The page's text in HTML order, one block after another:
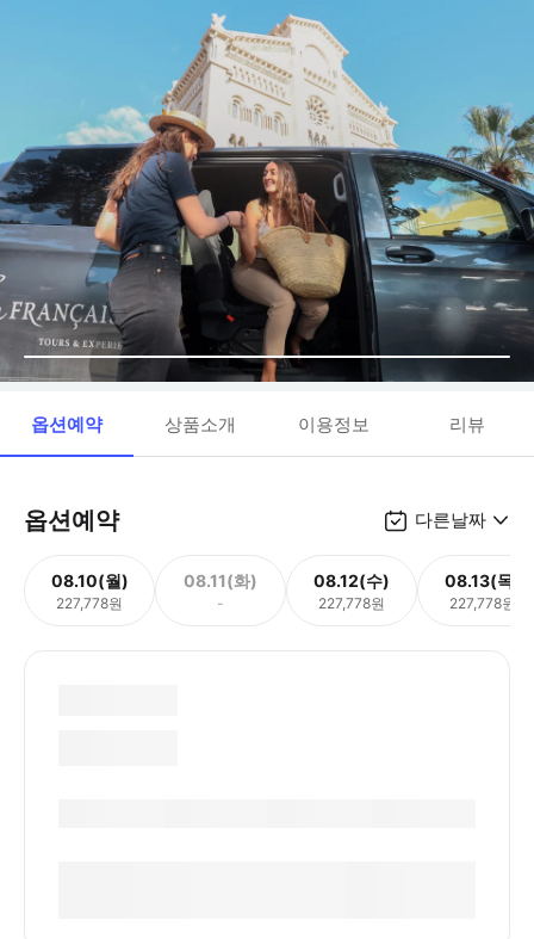
옵션예약 상품소개 이용정보 리뷰
옵션예약 다른날짜
08.10(월)
227,778원
08.11(화)
-
08.12(수)
227,778원
08.13(목)
227,778원